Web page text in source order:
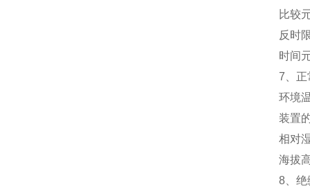
比较元
反时限
时间元
7、正
环境温
装置的
相对湿
海拔高
8、绝